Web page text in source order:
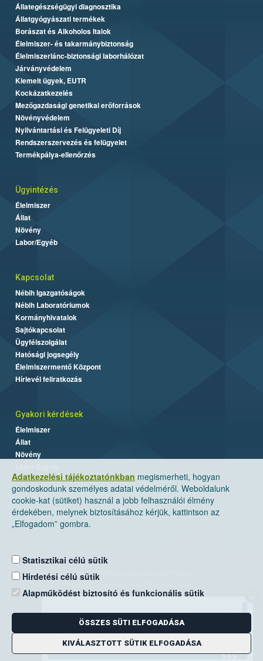
Adatkezelési tájékoztatónkban megismerheti, hogyan
gondoskodunk személyes adatai védelméről. Weboldalunk
cookie-kat (sütiket) használ a jobb felhasználói élmény
érdekében, melynek biztosításához kérjük, kattintson az
„Elfogadom” gombra.
Statisztikai célú sütik
Hirdetési célú sütik
Alapműködést biztosító és funkcionális sütik
ÖSSZES SÜTI ELFOGADÁSA
KIVÁLASZTOTT SÜTIK ELFOGADÁSA
Állategészségügyi diagnosztika
Állatgyógyászati termékek
Borászat és Alkoholos Italok
Élelmiszer- és takarmánybiztonság
Élelmiszerlánc-biztonsági laborhálózat
Járványvédelem
Kiemelt ügyek, EUTR
Kockázatkezelés
Mezőgazdasági genetikai erőforrások
Növényvédelem
Nyilvántartási és Felügyeleti Díj
Rendszerszervezés és felügyelet
Termékpálya-ellenőrzés
Ügyintézés
Élelmiszer
Állat
Növény
Labor/Egyéb
Kapcsolat
Nébih Igazgatóságok
Nébih Laboratóriumok
Kormányhivatalok
Sajtókapcsolat
Ügyfélszolgálat
Hatósági jogsegély
Élelmiszermentő Központ
Hírlevél feliratkozás
Gyakori kérdések
Élelmiszer
Állat
Növény
Nemzeti Élelmiszerlánc-biztonsági Hivatal
Levelezési cím: 1525 Budapest. Pf. 30.
E-mail:ugyfelszolgalat@nebih.gov.hu
Zöld szám: 06-80/263-244
Telefon: 06-1/ 336-9000